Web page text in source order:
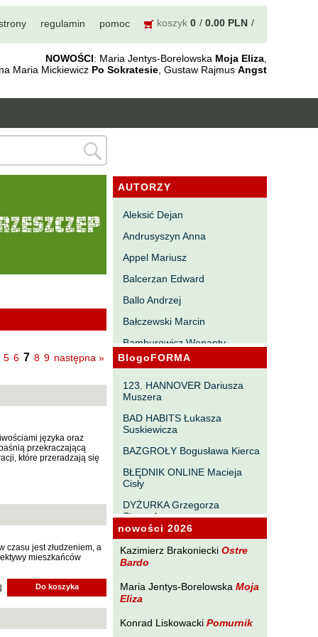
regulamin pomoc koszyk 0 0.00 PLN
NOWOŚCI: Maria Jentys-Borelowska Moja Eliza
Maria Mickiewicz Po Sokratesie , Gustaw Rajmus Angst
AUTORZY
Aleksić Dejan
Andrusyszyn Anna
Appel Mariusz
Balcerzan Edward
Ballo Andrzej
Bałczewski Marcin
Bamburowicz Wenanty
Bawołek Waldemar
Bereza Henryk
Bielawa Jacek
Biernacka Alina
Bieszczad Maciej
Bigoszewska Maria
Bitner Dariusz
Błahy Jarosław
Bouvier Nicolas
Chojnacki Roman
Chojnowski Zbigniew
BlogoFORMA
123. HANNOVER Dariusza
Muszera
BAD HABITS Łukasza
Suskiewicza
BAZGROŁY Bogusława Kierca
BŁĘDNIK ONLINE Macieja
Cisły
DYŻURKA Grzegorza
Strumyka
GAWĘDY PAŃSZCZYŹNIANE
Michała Tabaczyńskiego
Wróblewskiego
MAŁOMIASTECZKOWE
Wojciechowicza
nowości 2026
Kazimierz Brakoniecki Ostre
Bardo
Maria Jentys-Borelowska Moja
Eliza
Konrad Liskowacki Pomurnik
5 6 7 8 9 następna »
języka oraz
przekraczającą
które przeradzają się
czasu jest złudzeniem, a
mieszkańców
Do koszyka